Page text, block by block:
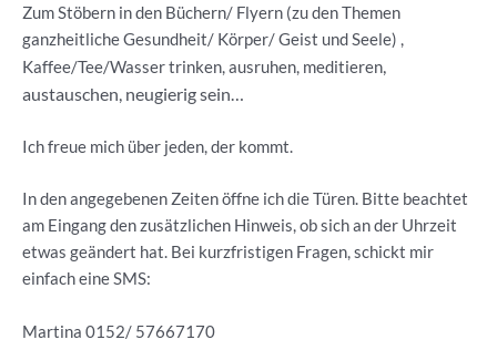
Zum Stöbern in den Büchern/ Flyern (zu den Themen
ganzheitliche Gesundheit/ Körper/ Geist und Seele) ,
Kaffee/Tee/Wasser trinken, ausruhen, meditieren
austauschen, neugierig sein…
Ich freue mich über jeden, der kommt.
In den angegebenen Zeiten öffne ich die Türen. Bitte beachtet
am Eingang den zusätzlichen Hinweis, ob sich an der Uhrzeit
etwas geändert hat. Bei kurzfristigen Fragen, schickt mir
einfach eine SMS:
Martina 0152/ 57667170